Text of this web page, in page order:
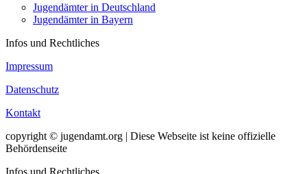
Jugendämter in Deutschland
Jugendämter in Bayern
Infos und Rechtliches
Impressum
Datenschutz
Kontakt
copyright © jugendamt.org | Diese Webseite ist keine offizielle
Behördenseite
Infos und Rechtliches